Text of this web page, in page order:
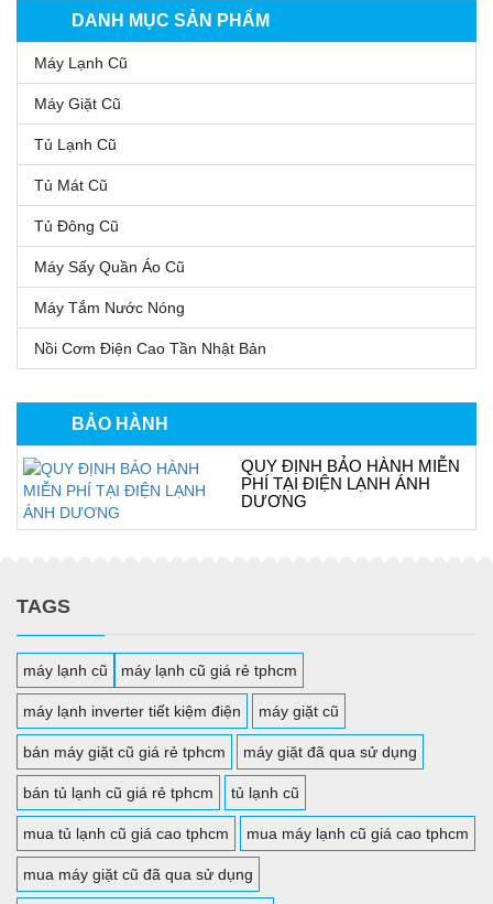
DANH MỤC SẢN PHẨM
Máy Lạnh Cũ
Máy Giặt Cũ
Tủ Lạnh Cũ
Tủ Mát Cũ
Tủ Đông Cũ
Máy Sấy Quần Áo Cũ
Máy Tắm Nước Nóng
Nồi Cơm Điện Cao Tần Nhật Bản
BẢO HÀNH
QUY ĐỊNH BẢO HÀNH MIỄN
PHÍ TẠI ĐIỆN LẠNH ÁNH
DƯƠNG
TAGS
máy lạnh cũ máy lạnh cũ giá rẻ tphcm
máy lạnh inverter tiết kiệm điện máy giặt cũ
bán máy giặt cũ giá rẻ tphcm máy giặt đã qua sử dụng
bán tủ lạnh cũ giá rẻ tphcm tủ lạnh cũ
mua tủ lạnh cũ giá cao tphcm mua máy lạnh cũ giá cao tphcm
mua máy giặt cũ đã qua sử dụng